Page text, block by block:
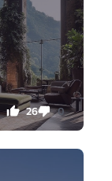
26 0